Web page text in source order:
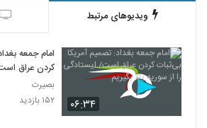
ویدیوهای مرتبط
۰۶:۳۴
امام جمعه
کردن عراق
یاد بگیریم
بصیرت
۱۵۲ بازدید